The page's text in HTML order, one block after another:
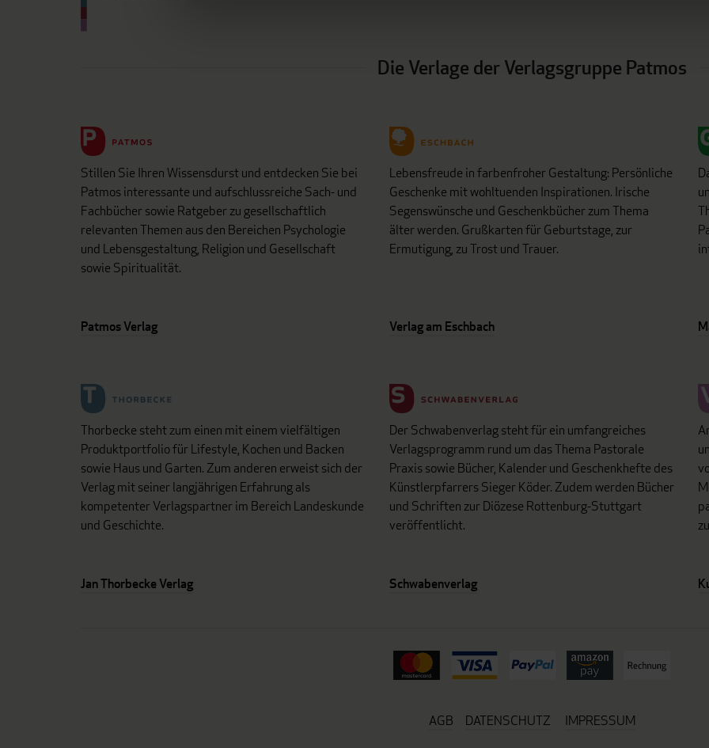
Die Verlage der Verlagsgruppe Patmos
Stillen Sie Ihren Wissensdurst und entdecken Sie bei
Patmos interessante und aufschlussreiche Sach- und
Fachbücher sowie Ratgeber zu gesellschaftlich
relevanten Themen aus den Bereichen Psychologie
und Lebensgestaltung, Religion und Gesellschaft
sowie Spiritualität.
Patmos Verlag
Lebensfreude in farbenfroher Gestaltung: Persönliche
Geschenke mit wohltuenden Inspirationen. Irische
Segenswünsche und Geschenkbücher zum Thema
älter werden. Grußkarten für Geburtstage, zur
Ermutigung, zu Trost und Trauer.
Verlag am Eschbach
Thorbecke steht zum einen mit einem vielfältigen
Produktportfolio für Lifestyle, Kochen und Backen
sowie Haus und Garten. Zum anderen erweist sich der
Verlag mit seiner langjährigen Erfahrung als
kompetenter Verlagspartner im Bereich Landeskunde
und Geschichte.
Jan Thorbecke Verlag
Der Schwabenverlag steht für ein umfangreiches
Verlagsprogramm rund um das Thema Pastorale
Praxis sowie Bücher, Kalender und Geschenkhefte des
Künstlerpfarrers Sieger Köder. Zudem werden Bücher
und Schriften zur Diözese Rottenburg-Stuttgart
veröffentlicht.
Schwabenverlag
AGB DATENSCHUTZ IMPRESSUM